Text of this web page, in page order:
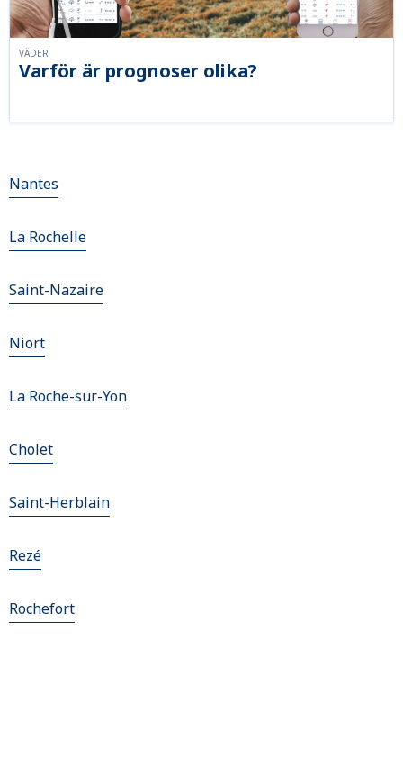
Varför är prognoser olika?
VÄDER
Nantes
La Rochelle
Saint-Nazaire
Niort
La Roche-sur-Yon
Cholet
Saint-Herblain
Rezé
Rochefort